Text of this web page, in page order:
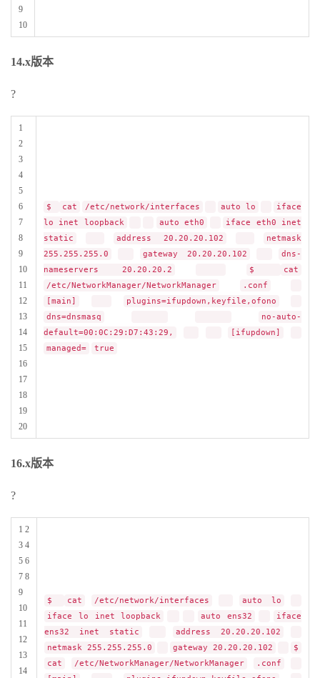
9
10
14.x版本
?
1
2
3
4
5
6
7
8
9
10
11
12
13
14
15
16
17
18
19
20
$ cat /etc/network/interfaces auto lo
iface
lo inet loopback
auto eth0
iface eth0 inet
static
address 20.20.20.102
netmask
255.255.255.0
gateway 20.20.20.102
dns-
nameservers 20.20.20.2
$
cat
/etc/NetworkManager/NetworkManager
.conf
[main]
plugins=ifupdown,keyfile,ofono
dns=dnsmasq
no-auto-
default=00:0C:29:D7:43:29,
[ifupdown]
managed=
true
16.x版本
?
1 2
3 4
5 6
7 8
9
10
11
12
13
14
$ cat /etc/network/interfaces
auto lo
iface lo inet loopback
auto ens32
iface
ens32 inet static
address 20.20.20.102
netmask 255.255.255.0
gateway 20.20.20.102
$
cat
/etc/NetworkManager/NetworkManager
.conf